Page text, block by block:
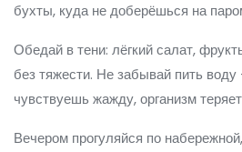
бухты, куда не доберёшься на
Обедай в тени: лёгкий салат,
без тяжести. Не забывай пить
чувствуешь жажду, организм
Вечером прогуляйся по